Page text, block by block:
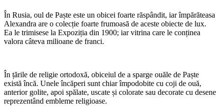
În Rusia, oul de Paște este un obicei foarte răspândit, iar împărăteasa
Alexandra are o colecție foarte frumoasă de aceste obiecte de lux.
Ea le trimisese la Expoziția din 1900; iar vitrina care le conținea
valora câteva milioane de franci.
În țările de religie ortodoxă, obiceiul de a sparge ouăle de Paște
există încă. Unele încăperi sunt chiar împodobite cu coji de ouă,
anterior golite, apoi spălate, uscate și colorate sau decorate cu desene
reprezentând embleme religioase.